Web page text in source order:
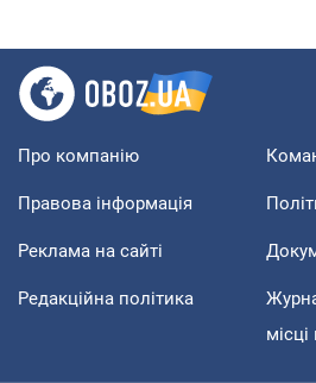
Про компанію
Правова інформація
Реклама на сайті
Редакційна політика
місці